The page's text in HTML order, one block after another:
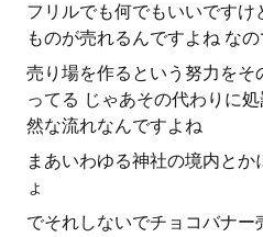
フリルでも何でもいいですけ
ものが売れるんですよね な
売り場を作るという努力をそ
ってる じゃあその代わりに
然な流れなんですよね
まあいわゆる神社の境内と
ょ
でそれしないでチョコバナ